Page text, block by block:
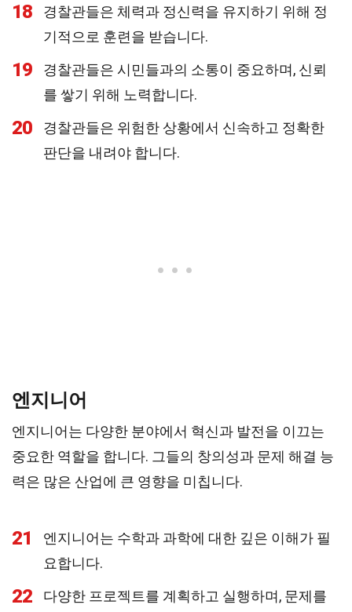
18
경찰관들은 체력과 정신력을 유지하기 위해 정
기적으로 훈련을 받습니다.
19
경찰관들은 시민들과의 소통이 중요하며, 신뢰
를 쌓기 위해 노력합니다.
20
경찰관들은 위험한 상황에서 신속하고 정확한
판단을 내려야 합니다.
엔지니어
엔지니어는 다양한 분야에서 혁신과 발전을 이끄는
중요한 역할을 합니다. 그들의 창의성과 문제 해결 능
력은 많은 산업에 큰 영향을 미칩니다.
21
엔지니어는 수학과 과학에 대한 깊은 이해가 필
요합니다.
22
다양한 프로젝트를 계획하고 실행하며, 문제를